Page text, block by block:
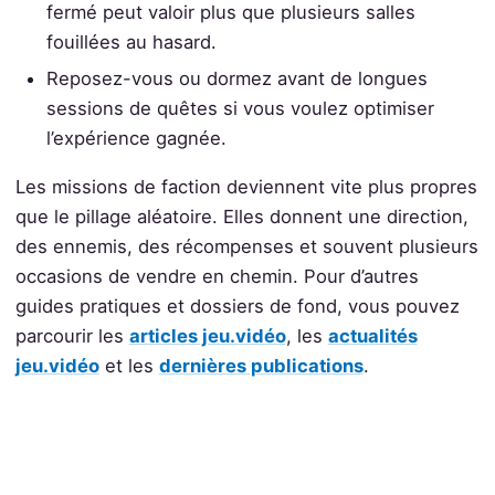
fermé peut valoir plus que plusieurs salles
fouillées au hasard.
Reposez-vous ou dormez avant de longues
sessions de quêtes si vous voulez optimiser
l’expérience gagnée.
Les missions de faction deviennent vite plus propres
que le pillage aléatoire. Elles donnent une direction,
des ennemis, des récompenses et souvent plusieurs
occasions de vendre en chemin. Pour d’autres
guides pratiques et dossiers de fond, vous pouvez
parcourir les articles jeu.vidéo, les actualités
jeu.vidéoet les dernières publications.